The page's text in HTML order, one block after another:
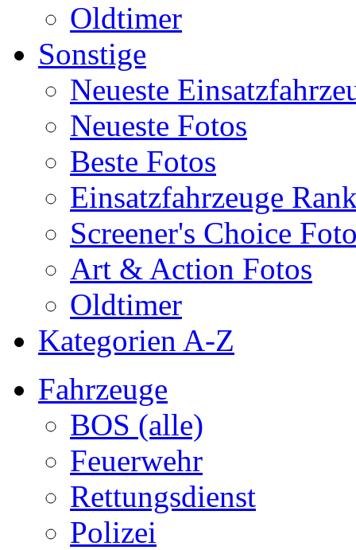
Oldtimer
Sonstige
Neueste
Neueste Fotos
Beste Fotos
Einsatzfahrzeuge
Screener's Choice
Art & Action Fotos
Oldtimer
Kategorien A-Z
Fahrzeuge
BOS (alle)
Feuerwehr
Rettungsdienst
Polizei